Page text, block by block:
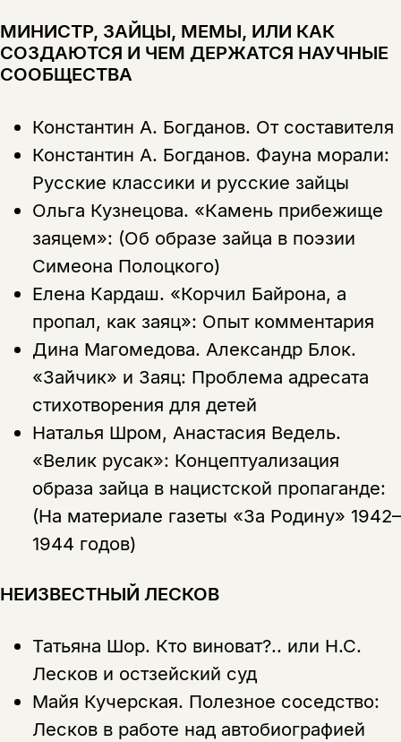
МИНИСТР, ЗАЙЦЫ, МЕМЫ, ИЛИ КАК
СОЗДАЮТСЯ И ЧЕМ ДЕРЖАТСЯ НАУЧНЫЕ
СООБЩЕСТВА
Константин А. Богданов. От составителя
Константин А. Богданов. Фауна морали:
Русские классики и русские зайцы
Ольга Кузнецова. «Камень прибежище
заяцем»: (Об образе зайца в поэзии
Симеона Полоцкого)
Елена Кардаш. «Корчил Байрона, а
пропал, как заяц»: Опыт комментария
Дина Магомедова. Александр Блок.
«Зайчик» и Заяц: Проблема адресата
стихотворения для детей
Наталья Шром, Анастасия Ведель.
«Велик русак»: Концептуализация
образа зайца в нацистской пропаганде:
(На материале газеты «За Родину» 1942–
1944 годов)
НЕИЗВЕСТНЫЙ ЛЕСКОВ
Татьяна Шор. Кто виноват?.. или Н.С.
Лесков и остзейский суд
Майя Кучерская. Полезное соседство:
Лесков в работе над автобиографией